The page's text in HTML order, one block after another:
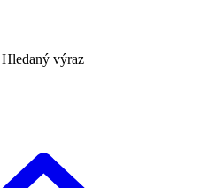
Hledaný výraz